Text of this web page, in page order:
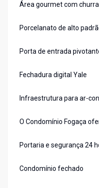
Área gourmet com
Porcelanato de alto
Porta de entrada
Fechadura digital Yale
Infraestrutura para ar-
O Condomínio Fogaça
Portaria e segurança 24
Condomínio fechado